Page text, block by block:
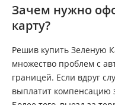
Зачем нужно
карту?
Решив купить Зеленую
множество проблем с
границей. Если вдруг
выплатит компенсацию